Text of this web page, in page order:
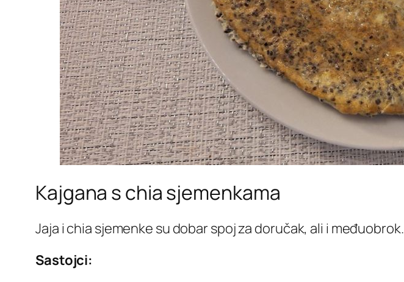
Kajgana s chia sjemenkama
Jaja i chia sjemenke su dobar spoj za doručak, ali i međuobrok.
Sastojci: